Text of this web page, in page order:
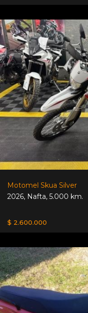
Motomel Skua Silver
2026, Nafta, 5.000 km.
$ 2.600.000